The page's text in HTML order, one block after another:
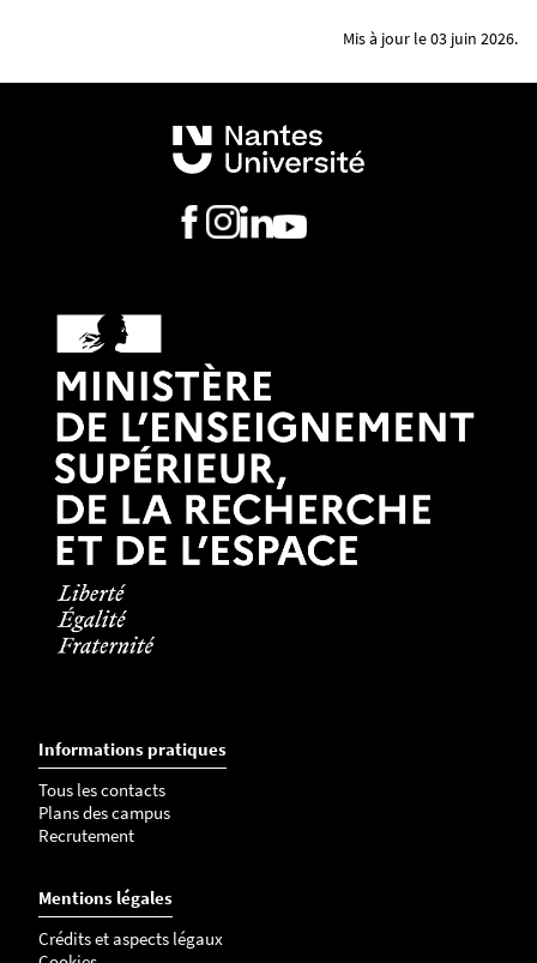
Mis à jour le 03 juin 2026.
Informations pratiques
Tous les contacts
Plans des campus
Recrutement
Mentions légales
Crédits et aspects légaux